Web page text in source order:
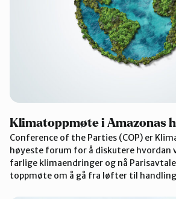
Klimatoppmøte i Amazonas
Conference of the Parties (COP) er
høyeste forum for å diskutere hvordan
farlige klimaendringer og nå
toppmøte om å gå fra løfter til